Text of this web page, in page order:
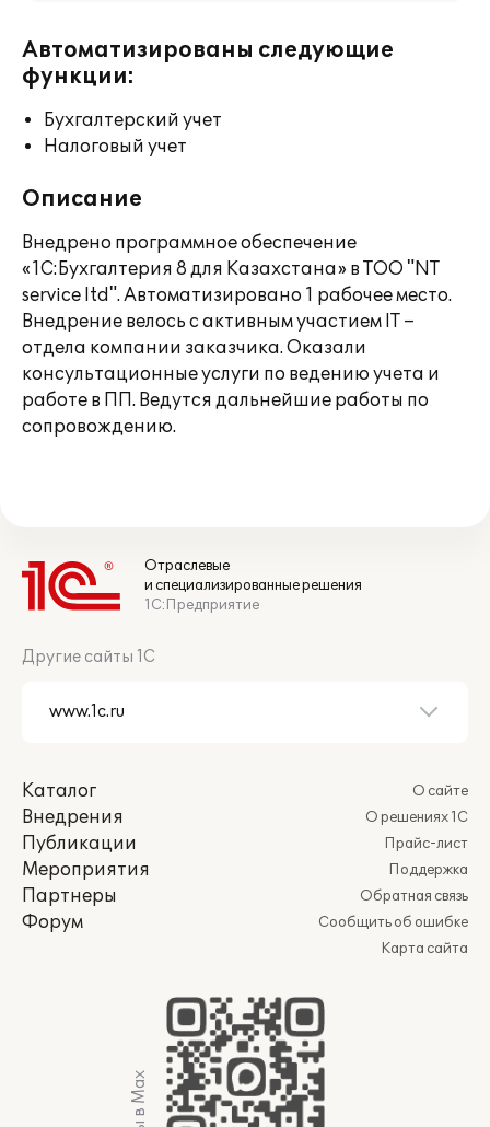
Автоматизированы следующие
функции:
Бухгалтерский учет
Налоговый учет
Описание
Внедрено программное обеспечение
«1С:Бухгалтерия 8 для Казахстана» в ТОО "NT
service ltd". Автоматизировано 1 рабочее место.
Внедрение велось с активным участием IT –
отдела компании заказчика. Оказали
консультационные услуги по ведению учета и
работе в ПП. Ведутся дальнейшие работы по
сопровождению.
Отраслевые
и специализированные решения
1С:Предприятие
Другие сайты 1С
Каталог
Внедрения
Публикации
Мероприятия
Партнеры
Форум
О сайте
О решениях 1С
Прайс-лист
Поддержка
Обратная связь
Сообщить об ошибке
Карта сайта
Мы в Max